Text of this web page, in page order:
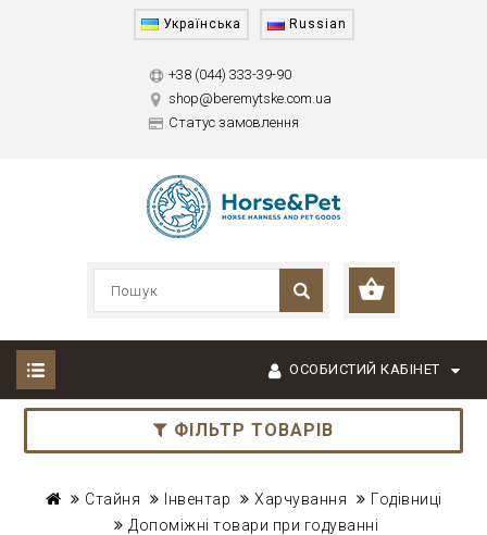
Українська Russian
+38 (044) 333-39-90
shop@beremytske.com.ua
Статус замовлення
ОСОБИСТИЙ КАБІНЕТ
ФІЛЬТР ТОВАРІВ
Стайня Інвентар Харчування
Годівниці
Допоміжні товари при годуванні